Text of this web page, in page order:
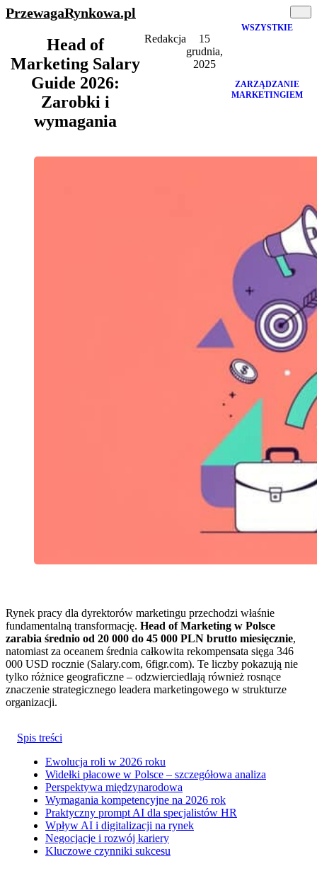
PrzewagaRynkowa.pl
Head of
Marketing Salary
Guide 2026:
Zarobki i
wymagania
Redakcja
15
grudnia,
2025
WSZYSTKIE
ZARZĄDZANIE
MARKETINGIEM
Rynek pracy dla dyrektorów marketingu przechodzi właśnie
fundamentalną transformację. Head of Marketing w Polsce
zarabia średnio od 20 000 do 45 000 PLN brutto miesięcznie,
natomiast za oceanem średnia całkowita rekompensata sięga 346
000 USD rocznie (Salary.com, 6figr.com). Te liczby pokazują nie
tylko różnice geograficzne – odzwierciedlają również rosnące
znaczenie strategicznego leadera marketingowego w strukturze
organizacji.
Spis treści
Ewolucja roli w 2026 roku
Widełki płacowe w Polsce – szczegółowa analiza
Perspektywa międzynarodowa
Wymagania kompetencyjne na 2026 rok
Praktyczny prompt AI dla specjalistów HR
Wpływ AI i digitalizacji na rynek
Negocjacje i rozwój kariery
Kluczowe czynniki sukcesu